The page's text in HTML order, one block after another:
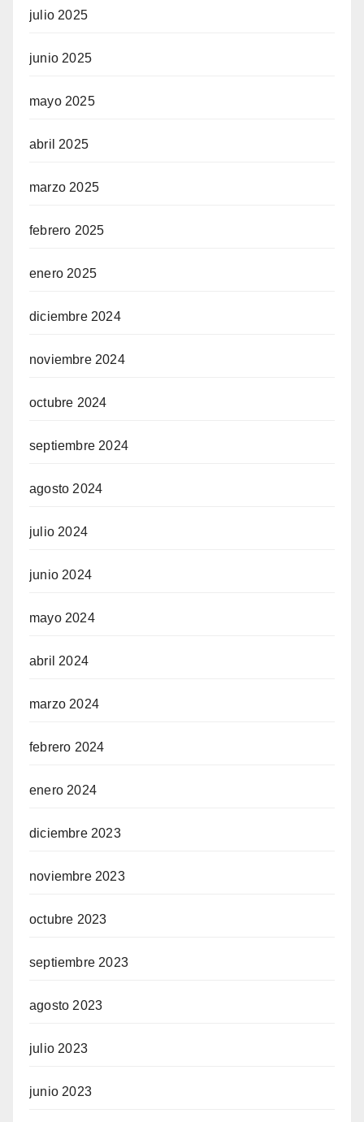
julio 2025
junio 2025
mayo 2025
abril 2025
marzo 2025
febrero 2025
enero 2025
diciembre 2024
noviembre 2024
octubre 2024
septiembre 2024
agosto 2024
julio 2024
junio 2024
mayo 2024
abril 2024
marzo 2024
febrero 2024
enero 2024
diciembre 2023
noviembre 2023
octubre 2023
septiembre 2023
agosto 2023
julio 2023
junio 2023